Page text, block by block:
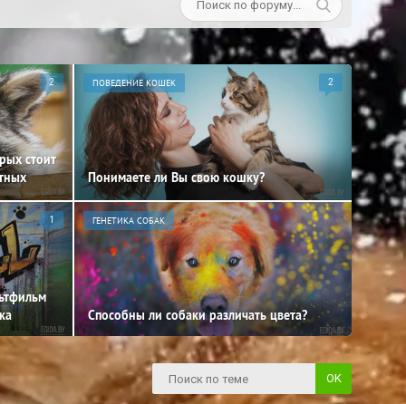
2
стоит
ПОВЕДЕНИЕ КОШЕК 2
Понимаете ли Вы свою кошку?
1 ГЕНЕТИКА СОБАК
Способны ли собаки различать цвета?